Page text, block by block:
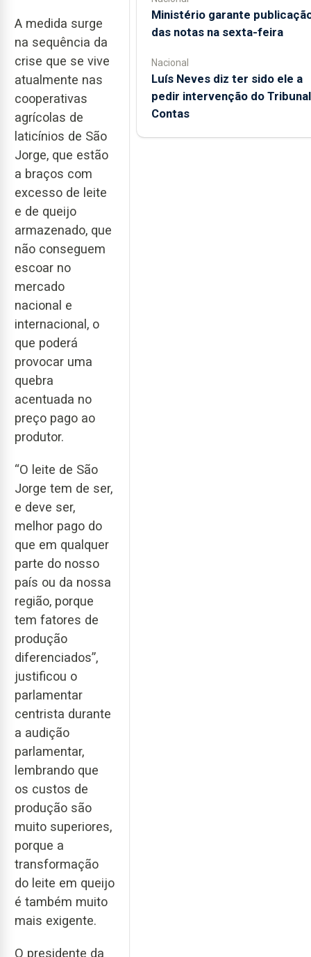
A medida surge
na sequência da
crise que se vive
atualmente nas
cooperativas
agrícolas de
laticínios de São
Jorge, que estão
a braços com
excesso de leite
e de queijo
armazenado, que
não conseguem
escoar no
mercado
nacional e
internacional, o
que poderá
provocar uma
quebra
acentuada no
preço pago ao
produtor.
“O leite de São
Jorge tem de ser,
e deve ser,
melhor pago do
que em qualquer
parte do nosso
país ou da nossa
região, porque
tem fatores de
produção
diferenciados”,
justificou o
parlamentar
centrista durante
a audição
parlamentar,
lembrando que
os custos de
produção são
muito superiores,
porque a
transformação
do leite em queijo
é também muito
mais exigente.
O presidente da
Ministério garante
das notas na sexta-feira
Nacional
Luís Neves diz ter sido ele a
pedir intervenção do
Contas